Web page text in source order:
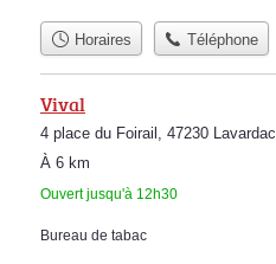
Horaires Téléphone
Vival
4 place du Foirail, 47230 Lavardac
À 6 km
Ouvert jusqu'à 12h30
Bureau de tabac